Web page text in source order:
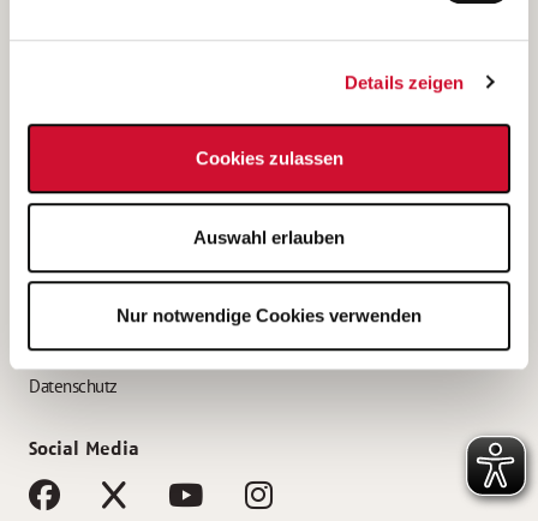
Details zeigen
Cookies zulassen
Auswahl erlauben
Nur notwendige Cookies verwenden
Bewerbung als Altenpflegehelfer*in
Bewerbung als Erzieher*in
AWO Gliederungen nach Bundesland
Impressum
Datenschutz
Social Media